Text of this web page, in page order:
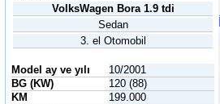
VolksWagen Bora 1.9 tdi
Sedan
3. el Otomobil
Model ay ve yılı
10/2001
BG (KW)
120 (88)
KM
199.000